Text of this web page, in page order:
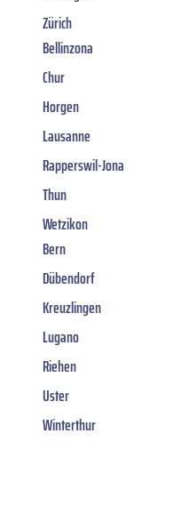
Zürich
Bellinzona
Chur
Horgen
Lausanne
Rapperswil-Jona
Thun
Wetzikon
Bern
Dübendorf
Kreuzlingen
Lugano
Riehen
Uster
Winterthur